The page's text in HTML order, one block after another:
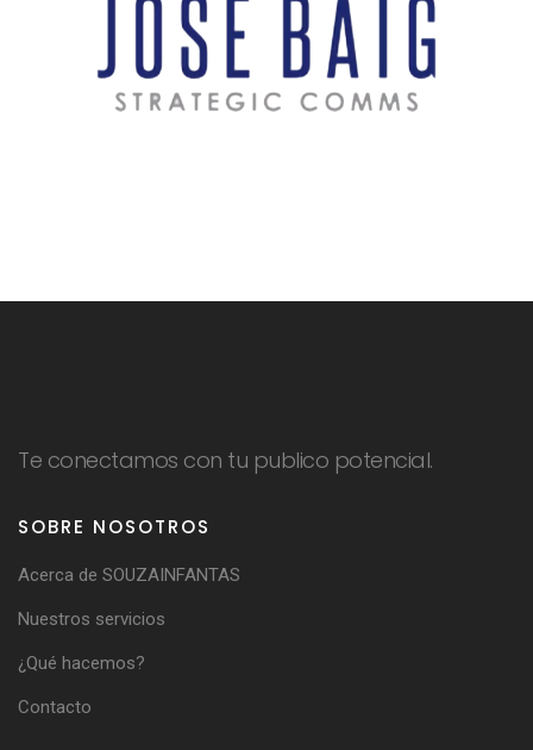
Te conectamos con tu publico potencial.
SOBRE NOSOTROS
Acerca de SOUZAINFANTAS
Nuestros servicios
¿Qué hacemos?
Contacto